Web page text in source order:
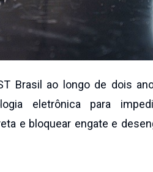
Brasil ao longo de dois
eletrônica para
e bloquear engate e